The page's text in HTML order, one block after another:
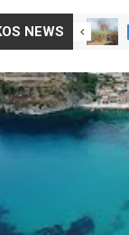
NEWS
και οι
τον Ιούλιο